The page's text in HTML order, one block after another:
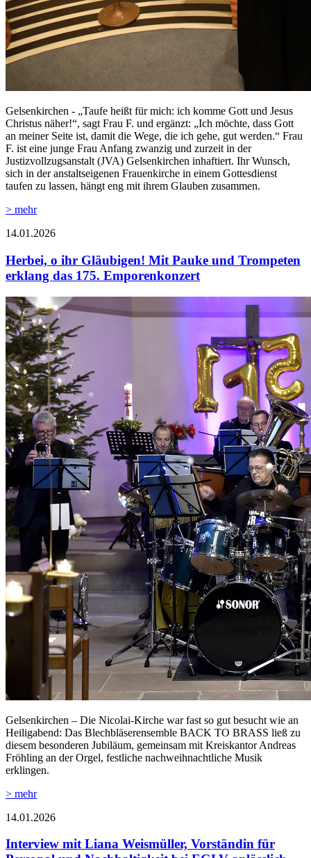
Gelsenkirchen - „Taufe heißt für mich: ich komme Gott und Jesus
Christus näher!“, sagt Frau F. und ergänzt: „Ich möchte, dass Gott
an meiner Seite ist, damit die Wege, die ich gehe, gut werden.“ Frau
F. ist eine junge Frau Anfang zwanzig und zurzeit in der
Justizvollzugsanstalt (JVA) Gelsenkirchen inhaftiert. Ihr Wunsch,
sich in der anstaltseigenen Frauenkirche in einem Gottesdienst
taufen zu lassen, hängt eng mit ihrem Glauben zusammen.
> mehr
14.01.2026
Herbei, o ihr Gläubigen! Mit Pauke und Trompeten
erklang das 175. Emporenkonzert
Gelsenkirchen – Die Nicolai-Kirche war fast so gut besucht wie an
Heiligabend: Das Blechbläserensemble BACK TO BRASS ließ zu
diesem besonderen Jubiläum, gemeinsam mit Kreiskantor Andreas
Fröhling an der Orgel, festliche nachweihnachtliche Musik
erklingen.
> mehr
14.01.2026
Interview mit Liana Weismüller, Vorständin für